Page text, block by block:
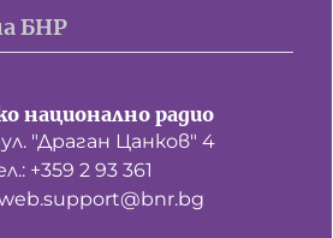
БНР
национално радио
"Драган Цанков" 4
+359 2 93 361